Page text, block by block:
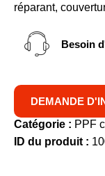
réparant,
Besoin
DEMANDE
Catégorie : PPF
ID du produit :